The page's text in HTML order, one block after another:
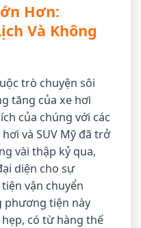
Hơn:
Và Không
trò chuyện sôi
tăng của xe hơi
của chúng với các
và SUV Mỹ đã trở
vài thập kỷ qua,
diện cho sự
vận chuyển
phương tiện này
có từ hàng thế